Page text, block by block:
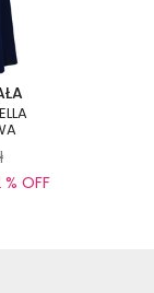
OFF